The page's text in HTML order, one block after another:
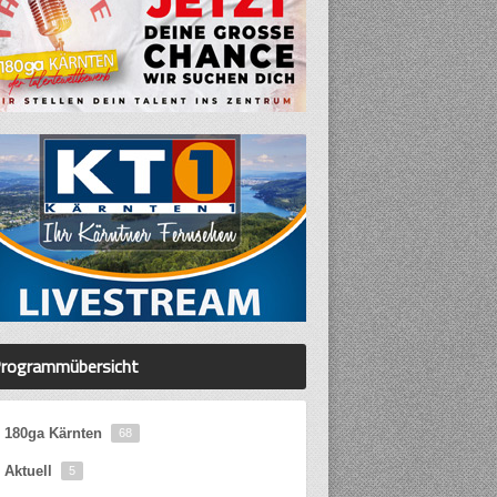
180ga Kärnten 68
Aktuell 5